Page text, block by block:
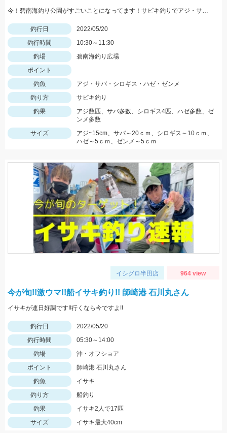
今！碧南海釣り公園がすごいことになってます！サビキ釣りでアジ・サバ・イワシ！ちょい投げでは20ｃｍ越えのシロギス・ハゼ・ゼンメが爆釣中！！
釣行日
2022/05/20
釣行時間
10:30～11:30
釣場
碧南海釣り広場
ポイント
釣魚
アジ・サバ・シロギス・ハゼ・ゼンメ
釣り方
サビキ釣り
釣果
アジ数匹、サバ多数、シロギス4匹、ハゼ多数、ゼ
ンメ多数
サイズ
アジ~15cm、サバ～20ｃｍ、シロギス～10ｃｍ、
ハゼ～5ｃｍ、ゼンメ～5ｃｍ
イシグロ半田店 964 view
今が旬!!激ウマ!!船イサキ釣り!! 師崎港 石川丸さん
イサキが連日好調です!!行くなら今ですよ!!
釣行日
2022/05/20
釣行時間
05:30～14:00
釣場
沖・オフショア
ポイント
師崎港 石川丸さん
釣魚
イサキ
釣り方
船釣り
釣果
イサキ2人で17匹
サイズ
イサキ最大40cm